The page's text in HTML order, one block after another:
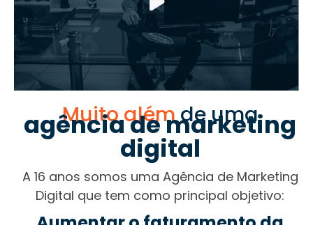
Muito alémde uma
agência de marketing
digital
A 16 anos somos uma Agência de Marketing
Digital que tem como principal objetivo: